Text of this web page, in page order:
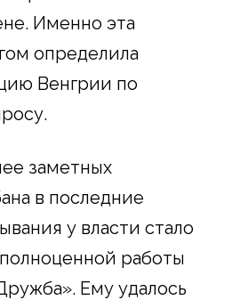
Именно эта
определила
Венгрии по
заметных
в последние
у власти стало
работы
Ему удалось